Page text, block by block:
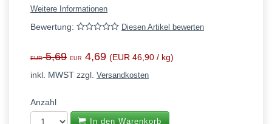
Weitere Informationen
Bewertung: Diesen Artikel bewerten
EUR5,69 EUR 4,69 (EUR 46,90 / kg)
inkl. MWST zzgl. Versandkosten
Anzahl
In den Warenkorb